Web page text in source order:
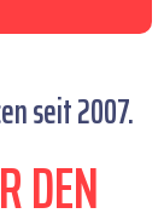
seit 2007.
DEN